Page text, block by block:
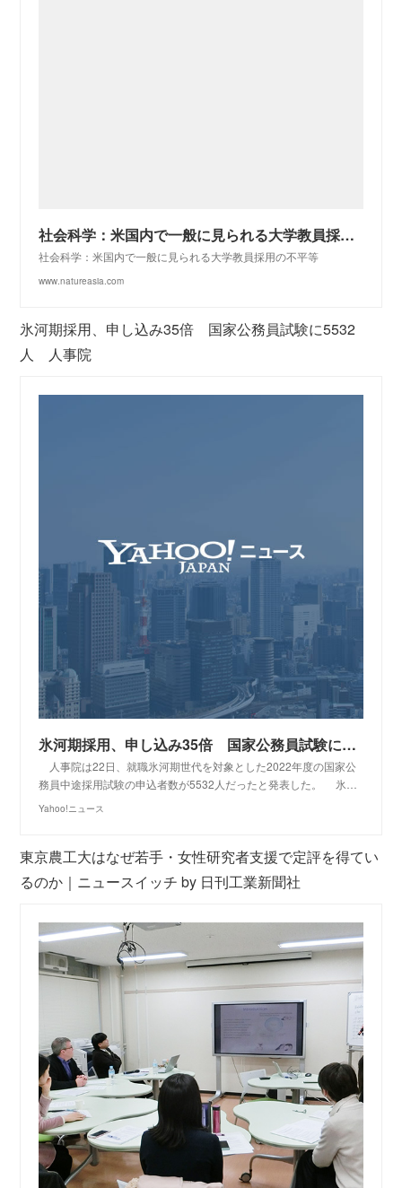
社会科学：米国内で一般に見られる大学教員採用の不平等 | Nature | Nature Portfolio
社会科学：米国内で一般に見られる大学教員採用の不平等
www.natureasia.com
氷河期採用、申し込み35倍 国家公務員試験に5532
人 人事院
氷河期採用、申し込み35倍 国家公務員試験に5532人 人事院（時事通信） - Yahoo!ニュース
人事院は22日、就職氷河期世代を対象とした2022年度の国家公
務員中途採用試験の申込者数が5532人だったと発表した。 氷…
Yahoo!ニュース
東京農工大はなぜ若手・女性研究者支援で定評を得てい
るのか｜ニュースイッチ by 日刊工業新聞社